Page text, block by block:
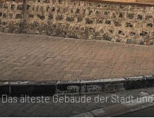
Das älteste Gebäude der Stadt